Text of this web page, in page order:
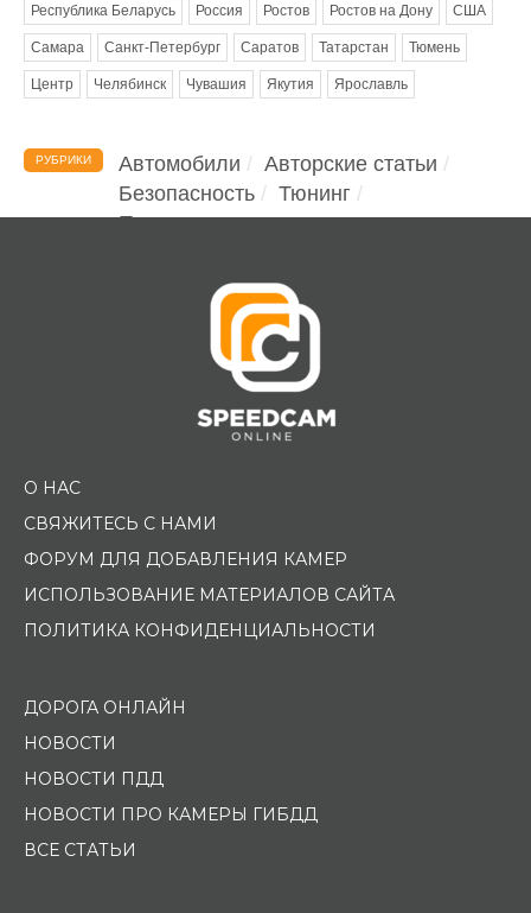
Республика Беларусь Россия Ростов Ростов на Дону США
Самара Санкт-Петербург Саратов Татарстан Тюмень
Центр Челябинск Чувашия Якутия Ярославль
РУБРИКИ Автомобили
Авторские статьи
Безопасность
Тюнинг
Помощь водителю
О НАС
СВЯЖИТЕСЬ С НАМИ
ФОРУМ ДЛЯ ДОБАВЛЕНИЯ КАМЕР
ИСПОЛЬЗОВАНИЕ МАТЕРИАЛОВ САЙТА
ПОЛИТИКА КОНФИДЕНЦИАЛЬНОСТИ
ДОРОГА ОНЛАЙН
НОВОСТИ
НОВОСТИ ПДД
НОВОСТИ ПРО КАМЕРЫ ГИБДД
ВСЕ СТАТЬИ